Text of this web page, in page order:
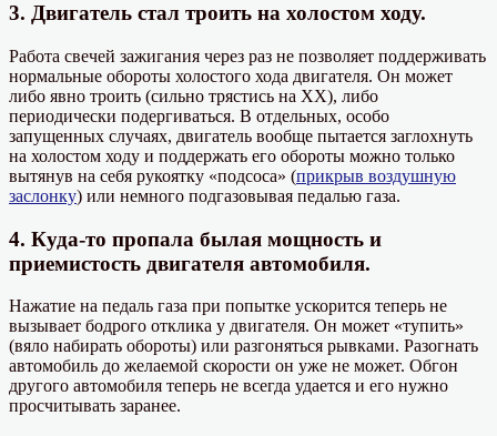
3. Двигатель стал троить на холостом ходу.
Работа свечей зажигания через раз не позволяет поддерживать
нормальные обороты холостого хода двигателя. Он может
либо явно троить (сильно трястись на ХХ), либо
периодически подергиваться. В отдельных, особо
запущенных случаях, двигатель вообще пытается заглохнуть
на холостом ходу и поддержать его обороты можно только
вытянув на себя рукоятку «подсоса» (прикрыв воздушную
заслонку) или немного подгазовывая педалью газа.
4. Куда-то пропала былая мощность и
приемистость двигателя автомобиля.
Нажатие на педаль газа при попытке ускорится теперь не
вызывает бодрого отклика у двигателя. Он может «тупить»
(вяло набирать обороты) или разгоняться рывками. Разогнать
автомобиль до желаемой скорости он уже не может. Обгон
другого автомобиля теперь не всегда удается и его нужно
просчитывать заранее.